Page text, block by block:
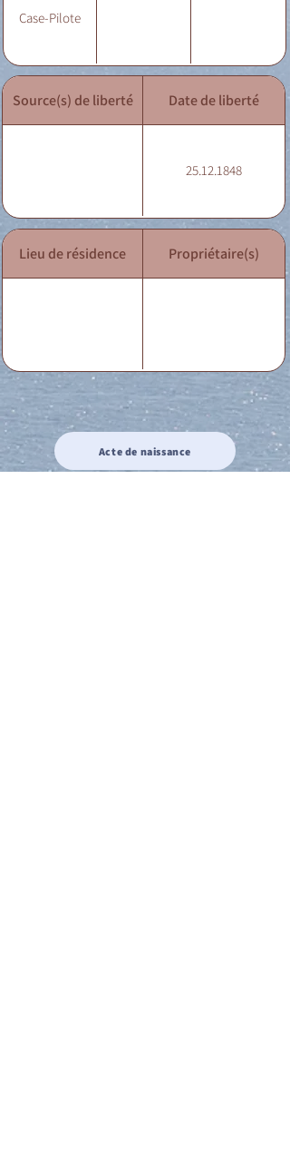
Case-Pilote
Source(s) de liberté Date de liberté
25.12.1848
Lieu de résidence Propriétaire(s)
Acte de naissance